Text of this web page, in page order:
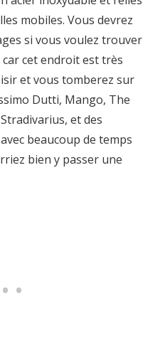
mobiles. Vous devrez
si vous voulez trouver
cet endroit est très
et vous tomberez sur
Dutti, Mango, The
et des
beaucoup de temps
bien y passer une